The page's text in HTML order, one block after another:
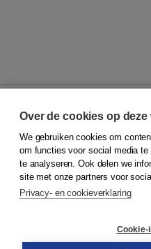
© 2026Koninklijke Boom
Klantenservice
Service & informatie
Contact
Over de cookies op deze
We gebruiken cookies om
om functies voor social media
te analyseren. Ook delen we
site met onze partners voor
Privacy- en cookieverklaring
Cookie-